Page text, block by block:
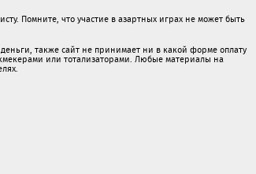
Помните, что участие в азартных играх не может быть
также сайт не принимает ни в какой форме oплaту
или тотализаторами. Любые материалы на